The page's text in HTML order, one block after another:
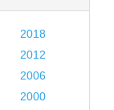
2018
2012
2006
2000